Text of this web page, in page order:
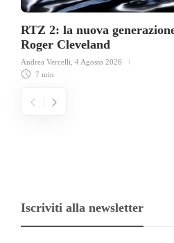
RTZ 2: la nuova
Roger Cleveland
Andrea Vercelli 4 Agosto 2026
7 min
Iscriviti alla newsletter